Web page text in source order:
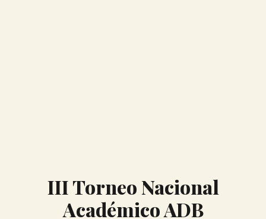
III Torneo Nacional
Académico ADB